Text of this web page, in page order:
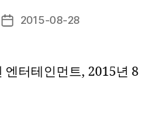
Post2015-08-28
터테인먼트, 2015년 8